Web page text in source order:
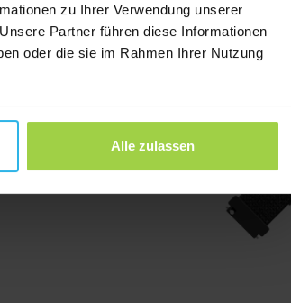
zu Ihrer Verwendung unserer
Partner führen diese Informationen
oder die sie im Rahmen Ihrer Nutzung
Alle zulassen
war:
€ 98,29